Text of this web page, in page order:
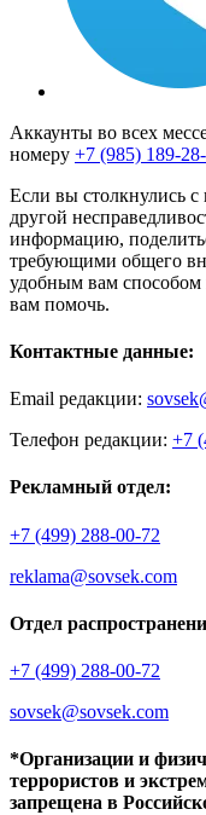
Аккаунты во всех
номеру +7 (985) 189-
Если вы столкнулись
другой
информацию,
требующими общего
удобным вам способом
вам помочь.
Контактные данные:
Email редакции:
Телефон редакции: +7
Рекламный отдел:
+7 (499) 288-00-72
reklama@sovsek.com
Отдел
+7 (499) 288-00-72
sovsek@sovsek.com
*Организации и
террористов и
запрещена в